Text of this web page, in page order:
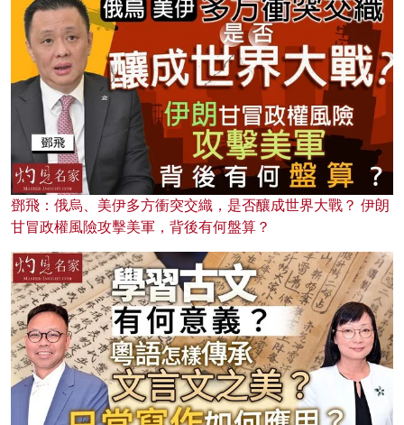
鄧飛：俄烏、美伊多方衝突交織，是否釀成世界大戰？ 伊朗
甘冒政權風險攻擊美軍，背後有何盤算？